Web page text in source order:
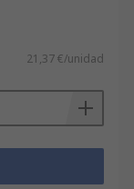
21,37 €/unidad